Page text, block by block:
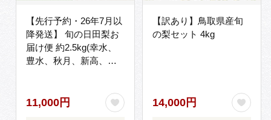
【先行予約・26年7月以
降発送】 旬の日田梨お
届け便 約2.5kg(幸水、
豊水、秋月、新高、新
物 フルーツ【配送不可
地域：離島】[ARET007]
11,000円
【訳あり】鳥取県産旬
の梨セット 4kg
14,000円